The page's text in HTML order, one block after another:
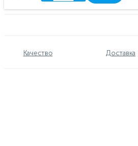
Качество Доставка